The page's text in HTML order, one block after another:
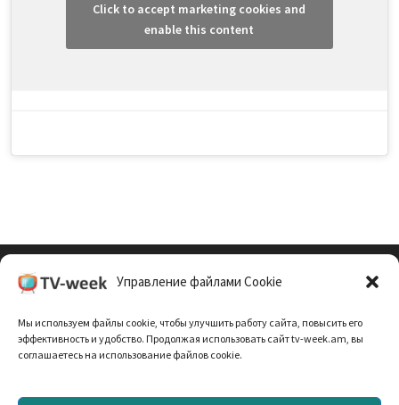
Управление файлами Cookie
Мы используем файлы cookie, чтобы улучшить работу сайта, повысить его
эффективность и удобство. Продолжая использовать сайт tv-week.am, вы
соглашаетесь на использование файлов cookie.
Click to accept marketing cookies and
enable this content
Политика Конфиденциальности